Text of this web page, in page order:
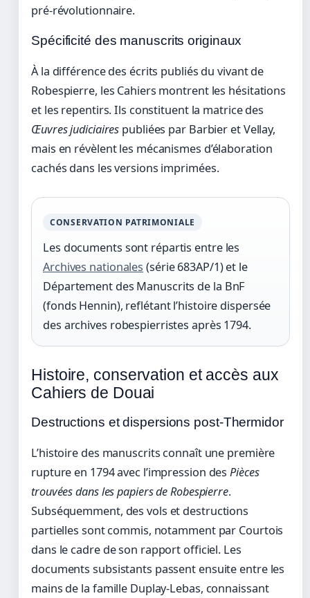
pré-révolutionnaire.
Spécificité des manuscrits originaux
À la différence des écrits publiés du vivant de
Robespierre, les Cahiers montrent les hésitations
et les repentirs. Ils constituent la matrice des
Œuvres judiciaires publiées par Barbier et Vellay,
mais en révèlent les mécanismes d’élaboration
cachés dans les versions imprimées.
CONSERVATION PATRIMONIALE
Les documents sont répartis entre les
Archives nationales (série 683AP/1) et le
Département des Manuscrits de la BnF
(fonds Hennin), reflétant l’histoire dispersée
des archives robespierristes après 1794.
Histoire, conservation et accès aux
Cahiers de Douai
Destructions et dispersions post-Thermidor
L’histoire des manuscrits connaît une première
rupture en 1794 avec l’impression desPièces
trouvées dans les papiers de Robespierre.
Subséquemment, des vols et destructions
partielles sont commis, notamment par Courtois
dans le cadre de son rapport officiel. Les
documents subsistants passent ensuite entre les
mains de la famille Duplay-Lebas, connaissant